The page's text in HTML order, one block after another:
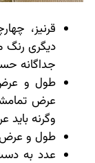
قرنیز،
دیگری رنگ
جداگانه
طول و عرض
عرض
وگرنه باید
طول و